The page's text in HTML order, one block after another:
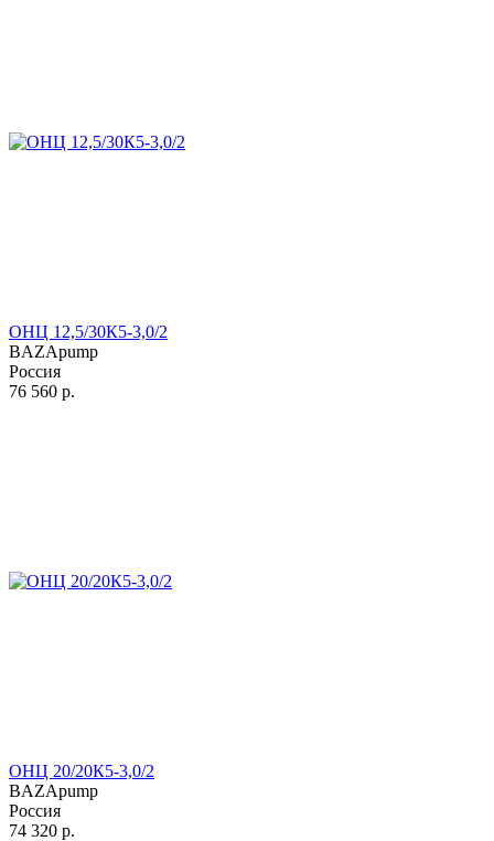
ОНЦ 12,5/30К5-3,0/2
BAZApump
Россия
76 560 р.
ОНЦ 20/20К5-3,0/2
BAZApump
Россия
74 320 р.